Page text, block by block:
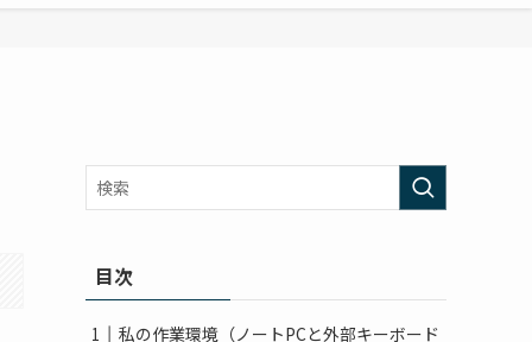
目次
私の作業環境（ノートPCと外部キーボード